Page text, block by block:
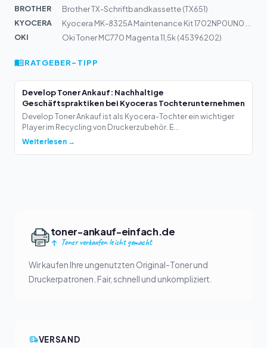
BROTHER
Brother TX-Schriftbandkassette (TX651)
KYOCERA
OKI
Oki Toner MC770 Magenta 11,5k (45396202)
RATGEBER-TIPP
Develop Toner Ankauf: Nachhaltige
Geschäftspraktiken bei Kyoceras Tochterunternehmen
Develop Toner Ankauf ist als Kyocera-Tochter ein wichtiger
Player im Recycling von Druckerzubehör. E...
Weiterlesen →
toner-ankauf-einfach.de
Toner verkaufen leicht gemacht
Wir kaufen Ihre ungenutzten Original-Toner und
Druckerpatronen. Fair, schnell und unkompliziert.
VERSAND